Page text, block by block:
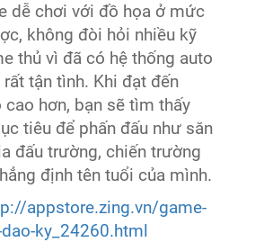
dễ chơi với đồ họa ở mức
không đòi hỏi nhiều kỹ
thủ vì đã có hệ thống auto
tận tình. Khi đạt đến
cao hơn, bạn sẽ tìm thấy
tiêu để phấn đấu như săn
đấu trường, chiến trường
định tên tuổi của mình.
appstore.zing.vn/game-
ky_24260.html